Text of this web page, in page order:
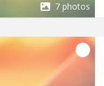
7 photos